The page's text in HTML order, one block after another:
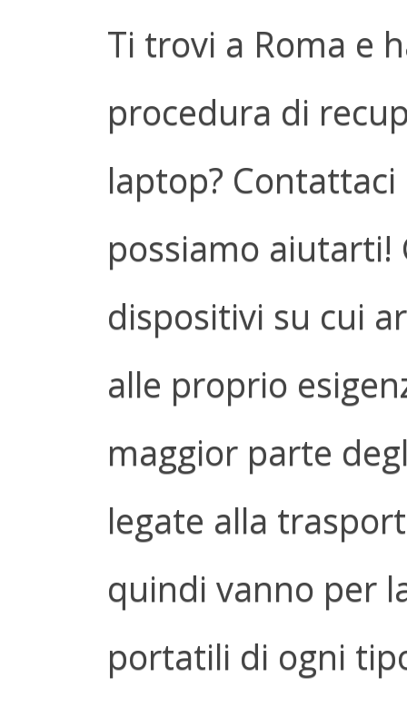
Ti trovi a Roma e
procedura di
laptop?
possiamo aiutarti!
dispositivi su cui
alle proprio
maggior parte
legate alla
quindi vanno per
portatili di ogni